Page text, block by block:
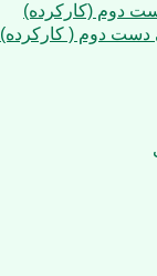
دوم (کارکرده)
دوم ( کارکرده)